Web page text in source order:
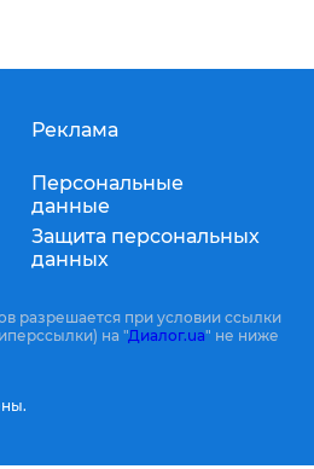
Реклама
Персональные
данные
Защита персональных
данных
разрешается при условии ссылки
на "Диалог.ua" не ниже